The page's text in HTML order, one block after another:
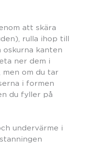
att skära
rulla ihop till
oskurna kanten
ner dem i
om du tar
i formen
du fyller på
undervärme i